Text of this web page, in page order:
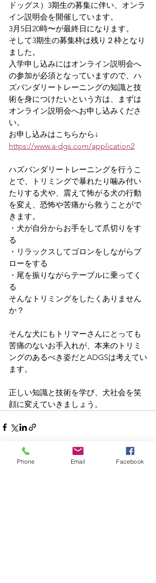
ドッグス）3期生の募集に伴い、オンラ
イン説明会を開催しています。
3月5日20時〜が最終日になります。
そして3期生の募集枠は残り２枠となり
ました。
入学申し込みにはオンライン説明会へ
の参加が必須となっていますので、ハ
ズバンダリートレーニングの知識と技
術を身につけたいという方は、まずは
オンライン説明会へお申し込みくださ
い。
お申し込みはこちらから↓
https://www.a-dgs.com/application2
ハズバンダリートレーニングを行うこ
とで、トリミングで暴れたり噛み付い
たりする犬や、震えて怖がる犬の行動
を変え、恐怖や苦痛から救うことがで
きます。
・犬が自分からお手をして爪切りをす
る
・リラックスしてゴロンをしながらブ
ローをする
・尾を振りながらテーブルに乗ってく
る
そんなトリミングをしたくありません
か？
そんな犬にもトリマーさんにとっても
苦痛のないお手入れが、本来のトリミ
ングのあるべき姿だとADGSは考えてい
ます。
正しい知識と技術を学び、犬社会を笑
顔に変えていきましょう。
Phone Email Facebook